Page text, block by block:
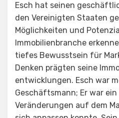
Esch hat seinen
den Vereinigten Staaten
Möglichkeiten und
Immobilienbranche
tiefes Bewusstsein für
Denken prägten seine
entwicklungen. Esch war
Geschäftsmann; Er war ein
Veränderungen auf dem